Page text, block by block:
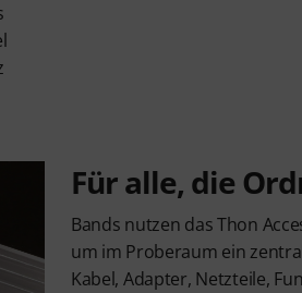
Für alle, die
Bands nutzen das Thon
um im Proberaum ein
Kabel, Adapter, Netzteile,